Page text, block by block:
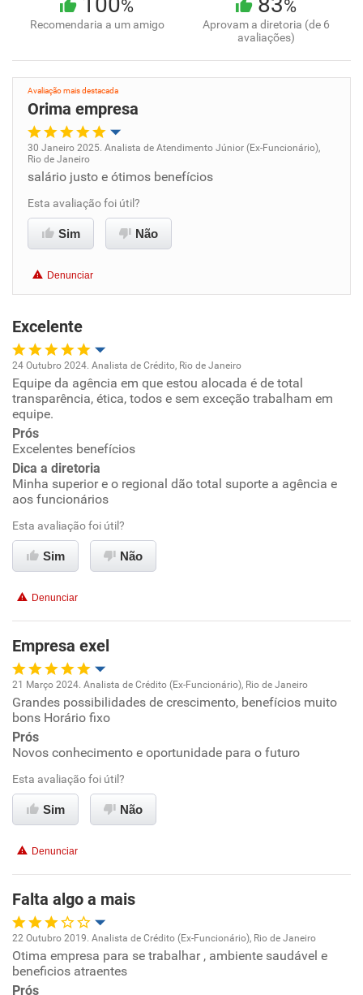
%
Recomendaria a um amigo
%
Aprovam a diretoria (de 6
avaliações)
Avaliação mais destacada
Orima empresa
Oportunidade de promoção
Ambiente de trabalho
Conciliação com a vida familiar
Recomenda esta empresa
Recomenda a diretoria
30 Janeiro 2025. Analista de Atendimento Júnior (Ex-Funcionário),
Rio de Janeiro
salário justo e ótimos benefícios
Esta avaliação foi útil?
Sim Não
Denunciar
Excelente
Oportunidade de promoção
Ambiente de trabalho
Conciliação com a vida familiar
Benefícios
Recomenda a diretoria
24 Outubro 2024. Analista de Crédito, Rio de Janeiro
Equipe da agência em que estou alocada é de total
transparência, ética, todos e sem exceção trabalham em
equipe.
Prós
Excelentes benefícios
Dica a diretoria
Minha superior e o regional dão total suporte a agência e
aos funcionários
Esta avaliação foi útil?
Sim Não
Denunciar
Empresa exel
Oportunidade de promoção
Ambiente de trabalho
Conciliação com a vida familiar
Benefícios
Recomenda a diretoria
21 Março 2024. Analista de Crédito (Ex-Funcionário), Rio de Janeiro
Grandes possibilidades de crescimento, benefícios muito
bons Horário fixo
Prós
Novos conhecimento e oportunidade para o futuro
Esta avaliação foi útil?
Sim Não
Denunciar
Falta algo a mais
Oportunidade de promoção
22 Outubro 2019. Analista de Crédito (Ex-Funcionário), Rio de Janeiro
Otima empresa para se trabalhar , ambiente saudável e
beneficios atraentes
Prós